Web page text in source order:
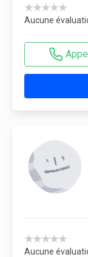
★★★★★
Aucune
★★★★★
Aucune